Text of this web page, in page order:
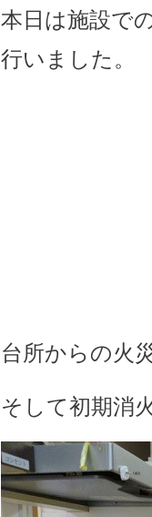
本日は施設で
行いました。
台所からの火
そして初期消